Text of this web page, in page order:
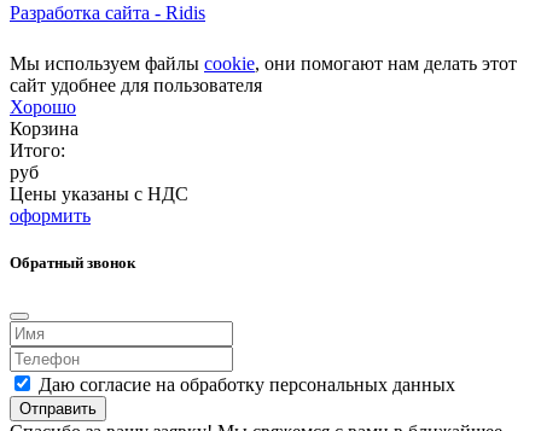
Разработка сайта - Ridis
Мы используем файлы cookie, они помогают нам делать этот
сайт удобнее для пользователя
Хорошо
Корзина
Итого:
руб
Цены указаны с НДС
оформить
Обратный звонок
Даю согласие на обработку персональных данных
Отправить